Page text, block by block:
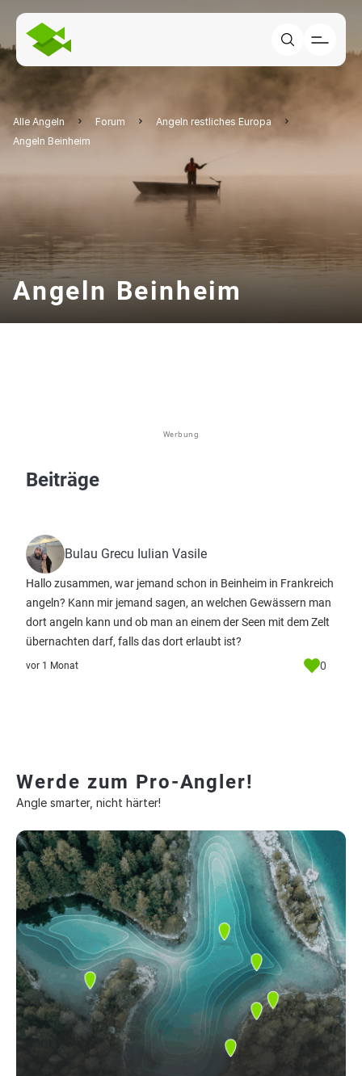
Alle Angeln Forum
Angeln restliches Europa
Angeln Beinheim
Angeln Beinheim
Werbung
Beiträge
Bulau Grecu Iulian Vasile
Hallo zusammen, war jemand schon in Beinheim in Frankreich
angeln? Kann mir jemand sagen, an welchen Gewässern man
dort angeln kann und ob man an einem der Seen mit dem Zelt
übernachten darf, falls das dort erlaubt ist?
vor 1 Monat 0
Werde zum Pro-Angler!
Angle smarter, nicht härter!